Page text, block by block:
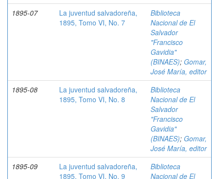
1895-07
La juventud salvadoreña,
1895, Tomo VI, No. 7
Biblioteca
Nacional de El
Salvador
"Francisco
Gavidia"
(BINAES); Gomar,
José María, editor
1895-08
La juventud salvadoreña,
1895, Tomo VI, No. 8
Biblioteca
Nacional de El
Salvador
"Francisco
Gavidia"
(BINAES); Gomar,
José María, editor
1895-09
La juventud salvadoreña,
1895, Tomo VI, No. 9
Biblioteca
Nacional de El